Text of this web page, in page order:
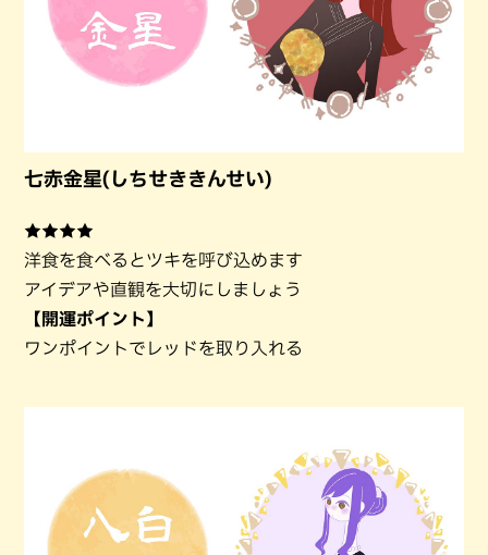
七赤金星(しちせききんせい)
★★★★
洋食を食べるとツキを呼び込めます
アイデアや直観を大切にしましょう
【開運ポイント】
ワンポイントでレッドを取り入れる